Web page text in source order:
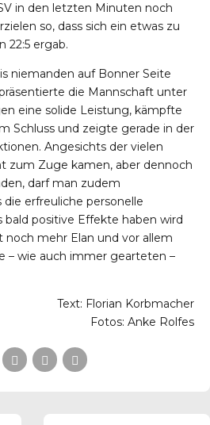
in den letzten Minuten noch
so, dass sich ein etwas zu
22:5 ergab.
niemanden auf Bonner Seite
die Mannschaft unter
eine solide Leistung, kämpfte
Schluss und zeigte gerade in der
Angesichts der vielen
zum Zuge kamen, aber dennoch
darf man zudem
die erfreuliche personelle
bald positive Effekte haben wird
mehr Elan und vor allem
– wie auch immer gearteten –
Text: Florian Korbmacher
Fotos: Anke Rolfes